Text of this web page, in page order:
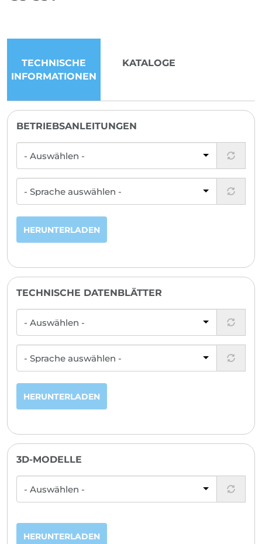
TECHNISCHE
INFORMATIONEN
KATALOGE
BETRIEBSANLEITUNGEN
HERUNTERLADEN
TECHNISCHE DATENBLÄTTER
HERUNTERLADEN
3D-MODELLE
HERUNTERLADEN